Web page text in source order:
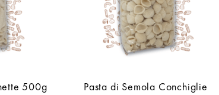
500g
Pasta di Semola Conchiglie